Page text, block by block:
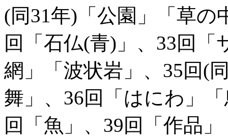
(同31年)「公園」「草の
回「石仏(青)」、33回
網」「波状岩」、35回(
舞」、36回「はにわ」
回「魚」、39回「作品